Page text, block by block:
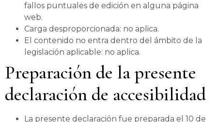
fallos puntuales de edición en alguna página
web.
Carga desproporcionada: no aplica.
El contenido no entra dentro del ámbito de la
legislación aplicable: no aplica.
Preparación de la presente
declaración de accesibilidad
La presente declaración fue preparada el 10 de